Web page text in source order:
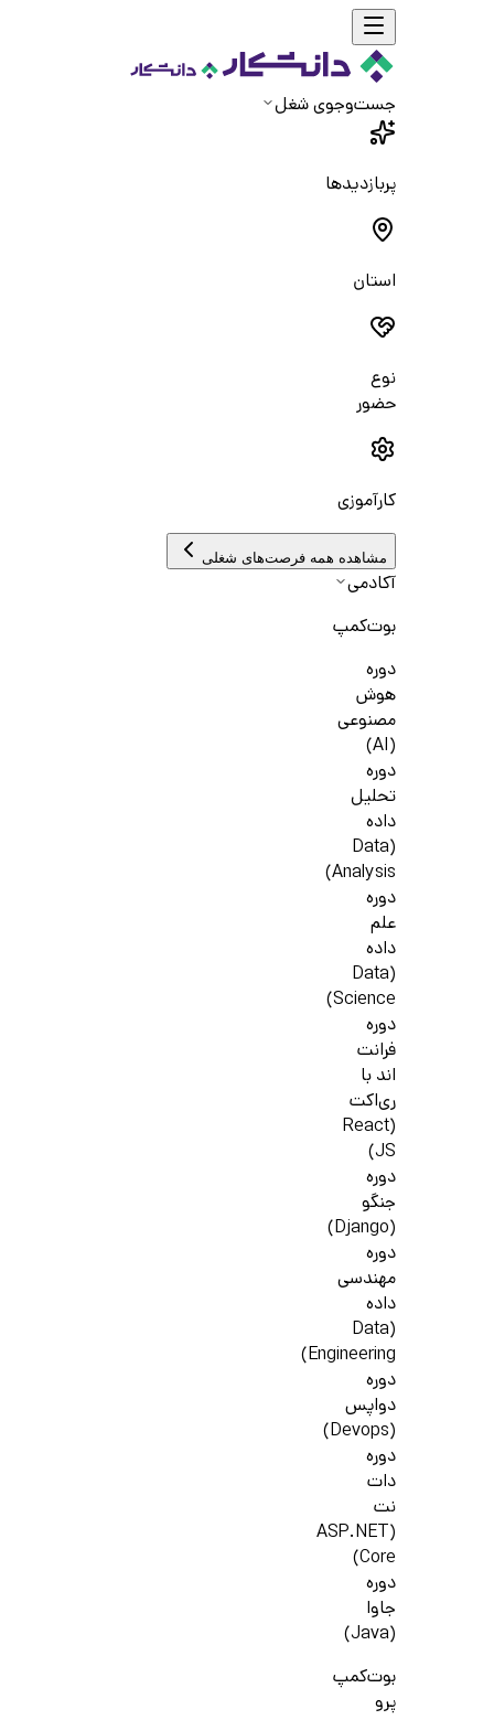
جست‌و‌جوی شغل
پربازدیدها
استان
نوع
حضور
کارآموزی
مشاهده همه فرصت‌های شغلی
آکادمی
بوت‌کمپ
دوره
هوش
مصنوعی
(AI)
دوره
تحلیل
داده
(Data
Analysis)
دوره
علم
داده
(Data
Science)
دوره
فرانت
اند با
ری‌اکت
(React
JS)
دوره
جنگو
(Django)
دوره
مهندسی
داده
(Data
Engineering)
دوره
دواپس
(Devops)
دوره
دات
نت
(ASP.NET
Core)
دوره
جاوا
(Java)
بوت‌کمپ
پرو